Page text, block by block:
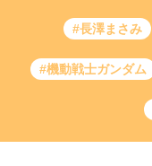
#長澤まさみ
#機動戦士ガンダム